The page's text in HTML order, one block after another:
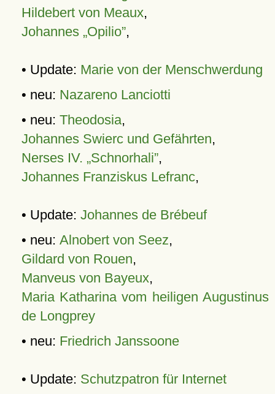
Hildebert von Meaux,
Johannes „Opilio”,
• Update: Marie von der Menschwerdung
• neu: Nazareno Lanciotti
• neu: Theodosia,
Johannes Swierc und Gefährten,
Nerses IV. „Schnorhali”,
Johannes Franziskus Lefranc,
• Update: Johannes de Brébeuf
• neu: Alnobert von Seez,
Gildard von Rouen,
Manveus von Bayeux,
Maria Katharina vom heiligen Augustinus
de Longprey
• neu: Friedrich Janssoone
• Update: Schutzpatron für Internet